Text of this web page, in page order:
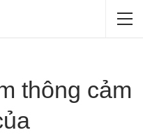
thông cảm